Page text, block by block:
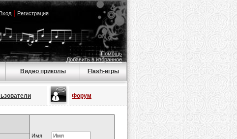
Вход| Регистрация
Помощь
Добавить в избранное
Видео приколы Flash-игры
Форум
Имя